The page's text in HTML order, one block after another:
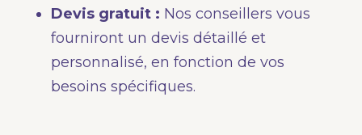
Devis gratuit : Nos conseillers vous
fourniront un devis détaillé et
personnalisé, en fonction de vos
besoins spécifiques.